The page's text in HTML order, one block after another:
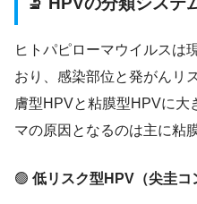
ヒトパピローマウイルスは
おり、感染部位と発がんリ
膚型HPVと粘膜型HPVに大
マの原因となるのは主に粘
🟢 低リスク型HPV（尖圭コ